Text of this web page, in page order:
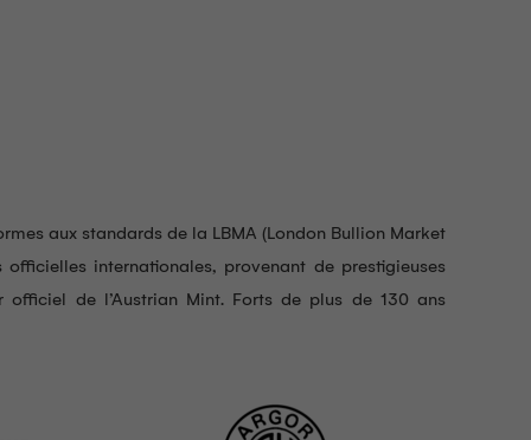
aux standards de la LBMA (London Bullion Market
internationales, provenant de prestigieuses
de l’Austrian Mint. Forts de plus de 130 ans